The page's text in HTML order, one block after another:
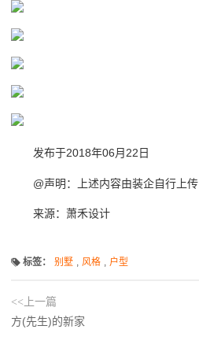
发布于2018年06月22日
@声明：上述内容由装企自行上传
来源：萧禾设计
标签： 别墅 , 风格 , 户型
<<上一篇
方(先生)的新家